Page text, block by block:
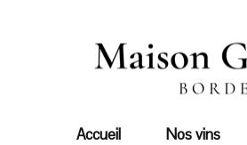
Accueil Nos vins